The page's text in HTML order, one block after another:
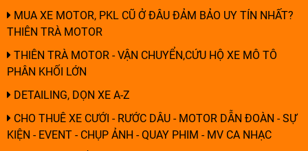
MUA XE MOTOR, PKL CŨ Ở ĐÂU ĐẢM BẢO UY TÍN NHẤT?
THIÊN TRÀ MOTOR
THIÊN TRÀ MOTOR - VẬN CHUYỂN,CỨU HỘ XE MÔ TÔ
PHÂN KHỐI LỚN
DETAILING, DỌN XE A-Z
CHO THUÊ XE CƯỚI - RƯỚC DÂU - MOTOR DẪN ĐOÀN - SỰ
KIỆN - EVENT - CHỤP ẢNH - QUAY PHIM - MV CA NHẠC